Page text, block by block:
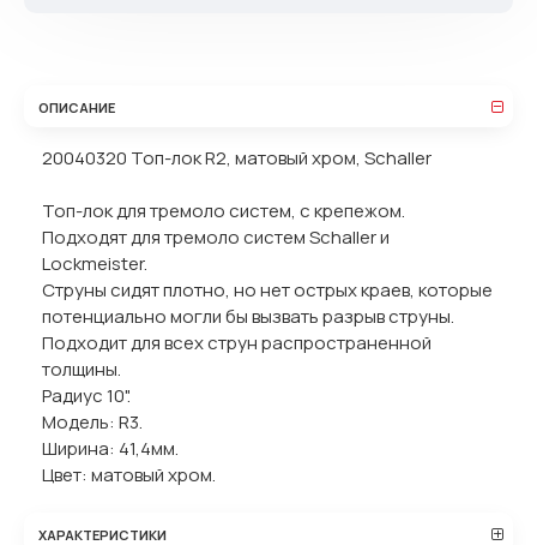
ОПИСАНИЕ
20040320 Топ-лок R2, матовый хром, Schaller
Топ-лок для тремоло систем, с крепежом.
Подходят для тремоло систем Schaller и
Lockmeister.
Струны сидят плотно, но нет острых краев, которые
потенциально могли бы вызвать разрыв струны.
Подходит для всех струн распространенной
толщины.
Радиус 10".
Модель: R3.
Ширина: 41,4мм.
Цвет: матовый хром.
ХАРАКТЕРИСТИКИ